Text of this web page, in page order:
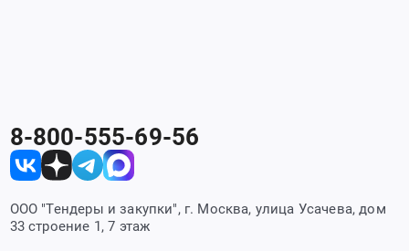
8-800-555-69-56
ООО "Тендеры и закупки", г. Москва, улица Усачева, дом
33 строение 1, 7 этаж